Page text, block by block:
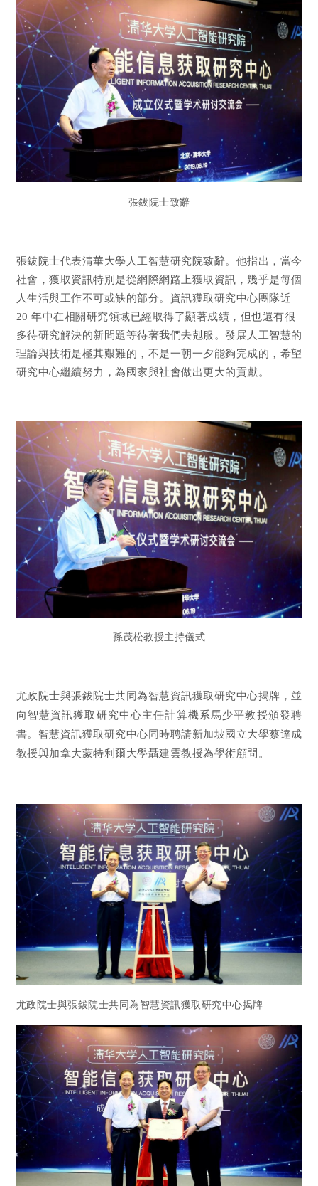
張鈸院士致辭
張鈸院士代表清華大學人工智慧研究院致辭。他指出，當今
社會，獲取資訊特別是從網際網路上獲取資訊，幾乎是每個
人生活與工作不可或缺的部分。資訊獲取研究中心團隊近
20 年中在相關研究領域已經取得了顯著成績，但也還有很
多待研究解決的新問題等待著我們去剋服。發展人工智慧的
理論與技術是極其艱難的，不是一朝一夕能夠完成的，希望
研究中心繼續努力，為國家與社會做出更大的貢獻。
孫茂松教授主持儀式
尤政院士與張鈸院士共同為智慧資訊獲取研究中心揭牌，並
向智慧資訊獲取研究中心主任計算機系馬少平教授頒發聘
書。智慧資訊獲取研究中心同時聘請新加坡國立大學蔡達成
教授與加拿大蒙特利爾大學聶建雲教授為學術顧問。
尤政院士與張鈸院士共同為智慧資訊獲取研究中心揭牌